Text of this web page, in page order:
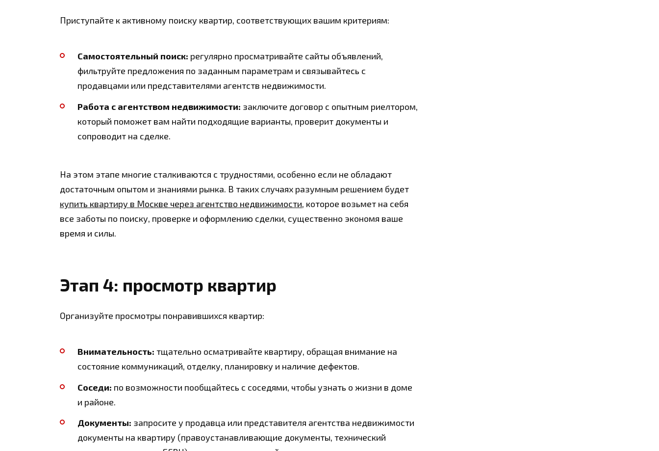
Приступайте к активному поиску квартир, соответствующих вашим критериям:
Самостоятельный поиск: регулярно просматривайте сайты объявлений,
фильтруйте предложения по заданным параметрам и связывайтесь с
продавцами или представителями агентств недвижимости.
Работа с агентством недвижимости: заключите договор с опытным риелтором,
который поможет вам найти подходящие варианты, проверит документы и
сопроводит на сделке.
На этом этапе многие сталкиваются с трудностями, особенно если не обладают
достаточным опытом и знаниями рынка. В таких случаях разумным решением будет
купить квартиру в Москве через агентство недвижимости, которое возьмет на себя
все заботы по поиску, проверке и оформлению сделки, существенно экономя ваше
время и силы.
Этап 4: просмотр квартир
Организуйте просмотры понравившихся квартир:
Внимательность: тщательно осматривайте квартиру, обращая внимание на
состояние коммуникаций, отделку, планировку и наличие дефектов.
Соседи: по возможности пообщайтесь с соседями, чтобы узнать о жизни в доме
и районе.
Документы: запросите у продавца или представителя агентства недвижимости
документы на квартиру (правоустанавливающие документы, технический